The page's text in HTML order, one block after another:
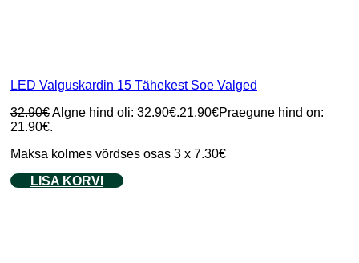
LED Valguskardin 15 Tähekest Soe Valged
32.90€Algne hind oli: 32.90€.21.90€Praegune hind on:
21.90€.
Maksa kolmes võrdses osas 3 x 7.30€
LISA KORVI